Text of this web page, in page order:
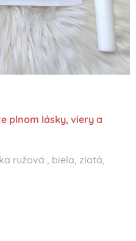
plnom lásky, viery a
ružová , biela, zlatá,